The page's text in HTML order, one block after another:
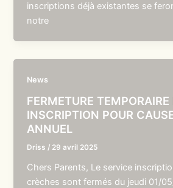
inscriptions déjà existantes se
notre
News
FERMETURE TEMPORAIRE
INSCRIPTION POUR
ANNUEL
Driss / 29 avril 2025
Chers Parents, Le service
crèches sont fermés du jeudi 01/